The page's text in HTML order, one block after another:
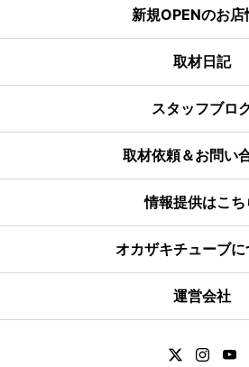
新規OPENのお店
取材日記
スタッフブロ
取材依頼＆お問い
情報提供はこち
オカザキチューブに
運営会社